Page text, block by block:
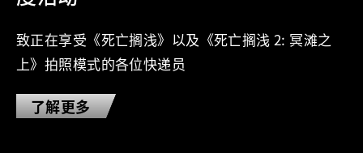
致正在享受《死亡搁浅》以及《死亡搁浅 2: 冥滩之
上》拍照模式的各位快递员
了解更多